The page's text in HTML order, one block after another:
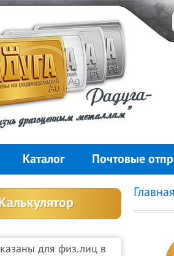
Радуга-
драгоценным металлам"
Каталог Почтовые
для физ.лиц в
Главная